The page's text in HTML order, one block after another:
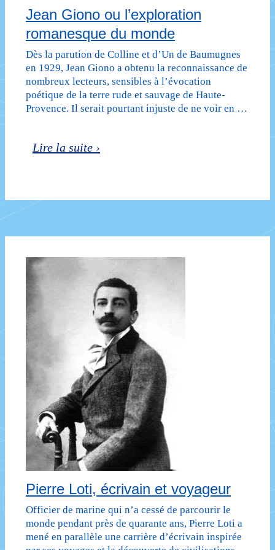
Jean Giono ou l’exploration
romanesque du monde
Dès la parution de Colline et d’Un de Baumugnes
en 1929, Jean Giono a obtenu la reconnaissance de
nombreux lecteurs, sensibles à l’évocation
poétique de la terre rude et sauvage de Haute-
Provence. Il serait pourtant injuste de ne voir en …
Jean
romanesque
du
monde
Lire la suite ›
Pierre Loti, écrivain et voyageur
Officier de marine qui n’a cessé de parcourir le
monde pendant près de quarante ans, Pierre Loti a
mené en parallèle une carrière d’écrivain inspirée